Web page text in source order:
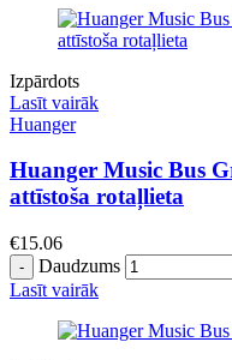
Izpārdots
Lasīt vairāk
Huanger
Huanger Music Bus
attīstoša rotaļlieta
€15.06
Daudzums
Lasīt vairāk